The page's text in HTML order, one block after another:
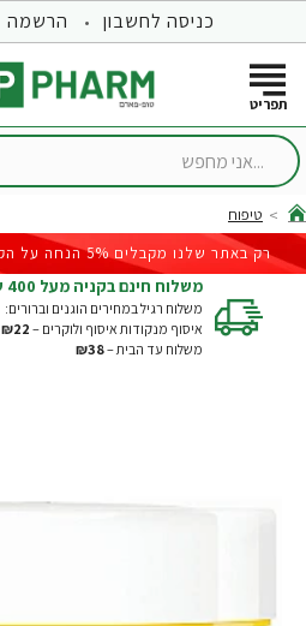
כניסה לחשבון הרשמה
...אני
home
טיפוח
רק באתר שלנו מקבלים 5% הנחה על הקנייה הבאה |
משלוח חינם בקניה מעל 400 ש"ח | דרך איפוסט עד 5 ק"ג
משלוח רגיל במחירים הוגנים וברורים:
איסוף מנקודות איסוף ולוקרים – ₪22
משלוח עד הבית –₪38